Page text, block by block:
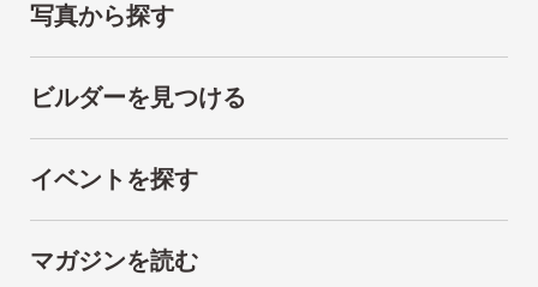
写真から探す
ビルダーを見つける
イベントを探す
マガジンを読む